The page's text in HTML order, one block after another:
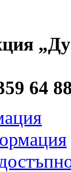
64